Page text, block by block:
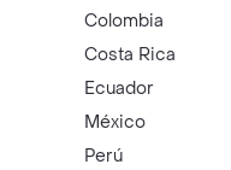
Colombia
Costa Rica
Ecuador
México
Perú